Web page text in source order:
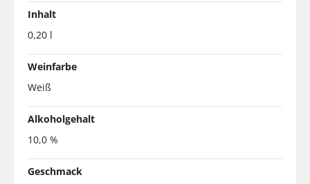
Inhalt
0,20 l
Weinfarbe
Weiß
Alkoholgehalt
10,0 %
Geschmack